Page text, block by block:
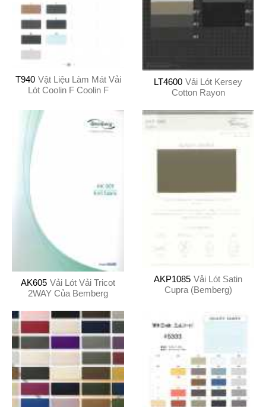
T940 Vật Liệu Làm Mát Vải
Lót Coolin F Coolin F
LT4600 Vải Lót Kersey
Cotton Rayon
AK605 Vải Lót Vải Tricot
2WAY Của Bemberg
AKP1085 Vải Lót Satin
Cupra (Bemberg)